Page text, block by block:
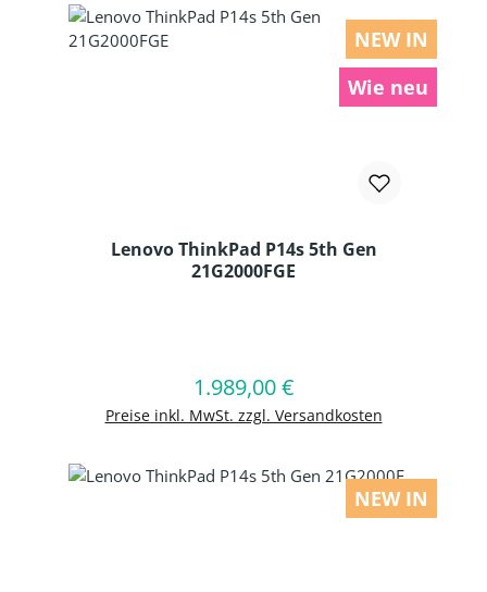
NEW IN
Wie neu
Lenovo ThinkPad P14s 5th Gen
21G2000FGE
Regulärer Preis:
1.989,00 €
Preise inkl. MwSt. zzgl. Versandkosten
In den Warenkorb
NEW IN